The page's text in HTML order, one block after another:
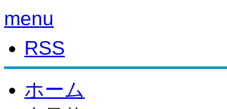
menu
RSS
ホーム